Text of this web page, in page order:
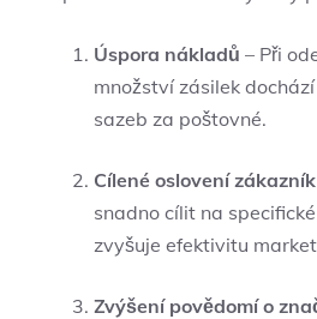
Úspora nákladů – Při
množství zásilek
sazeb za poštovné.
Cílené oslovení
snadno cílit na
zvyšuje efektivitu
Zvýšení povědomí o